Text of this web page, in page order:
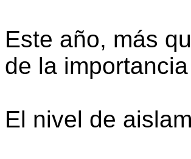
Este año, más
de la
El nivel de